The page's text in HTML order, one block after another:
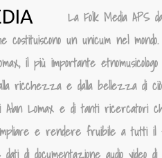
La Folk Media APS
costituiscono un unicum nel
il più importante
ricchezza e dalla bellezza di
Alan Lomax e di tanti ricercatori
e rendere fruibile a tutti il
di documentazione audio